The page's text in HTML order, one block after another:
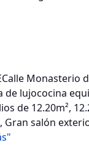
Monasterio
de lujococina
de 12.20m²,
salón